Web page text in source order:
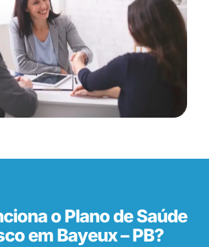
o Plano de Saúde
em Bayeux – PB?